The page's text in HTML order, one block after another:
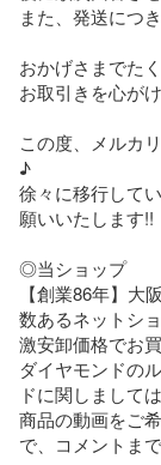
また、発送につ
おかげさまでた
お取引きを心が
この度、メルカ
♪
徐々に移行して
願いいたします!!
◎当ショップ
【創業86年】大
数あるネットシ
激安卸価格でお
ダイヤモンドの
ドに関しまして
商品の動画をご
で、コメントま